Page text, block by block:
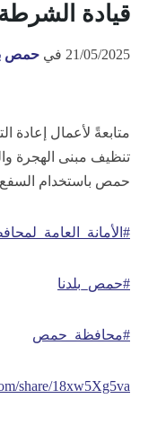
قيادة
21/05/2025 في حمص
متابعةً لأعمال إعادة
تنظيف مبنى الهجرة
حمص باستخدام السفع
#حمص_بلدنا
#محافظة_حمص
share/18xw5Xg5va